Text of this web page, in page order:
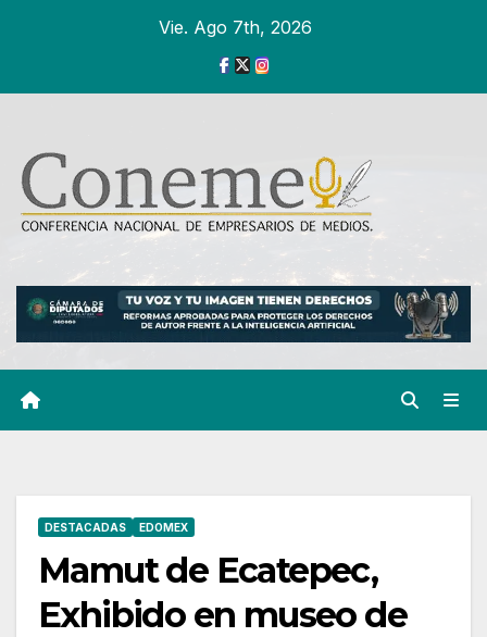
Vie. Ago 7th, 2026
DESTACADAS EDOMEX
Mamut de Ecatepec,
Exhibido en museo de